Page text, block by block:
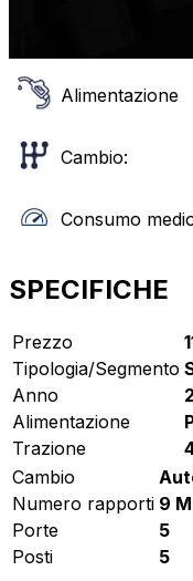
Alimentazione
Cambio:
Consumo
SPECIFICHE
Prezzo
Tipologia/Segmento
Anno
Alimentazione
Trazione
Cambio
Numero rapporti 9
Porte
5
Posti
5